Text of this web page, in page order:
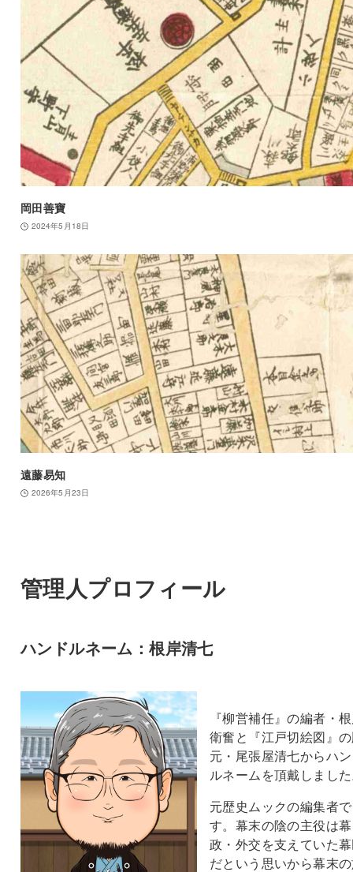
岡田善寶
2024年5月18日
遠藤易知
2026年5月23日
管理人プロフィール
ハンドルネーム：根岸清七
『柳営補任』の編者・
衛奮と『江戸切絵図』
元・尾張屋清七からハ
ルネームを頂戴しまし
元歴史ムックの編集者で
す。幕末の陰の主役は幕
政・外交を支えていた
だという思いから幕末